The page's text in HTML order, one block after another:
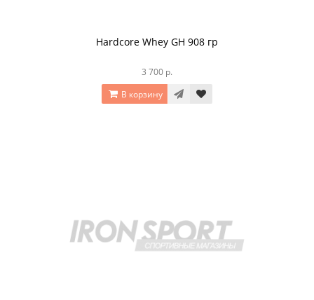
Hardcore Whey GH 908 гр
3 700 р.
В корзину